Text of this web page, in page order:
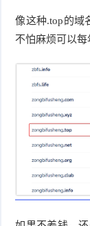
像这种.top的域
不怕麻烦可以每